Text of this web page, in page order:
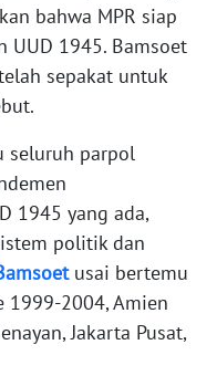
bahwa MPR siap
UUD 1945. Bamsoet
sepakat untuk
seluruh parpol
1945 yang ada,
politik dan
usai bertemu
1999-2004, Amien
Jakarta Pusat,